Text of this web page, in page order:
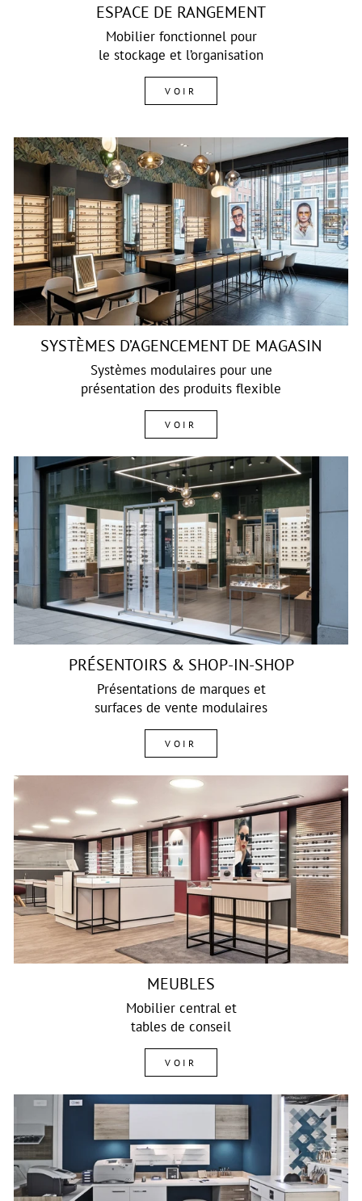
ESPACE DE RANGEMENT
Mobilier fonctionnel pour
le stockage et l’organisation
VOIR
SYSTÈMES D’AGENCEMENT DE MAGASIN
Systèmes modulaires pour une
présentation des produits flexible
VOIR
PRÉSENTOIRS & SHOP-IN-SHOP
Présentations de marques et
surfaces de vente modulaires
VOIR
MEUBLES
Mobilier central et
tables de conseil
VOIR